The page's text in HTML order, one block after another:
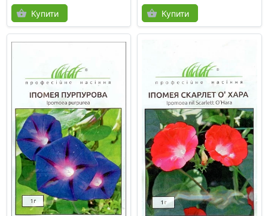
Купити Купити